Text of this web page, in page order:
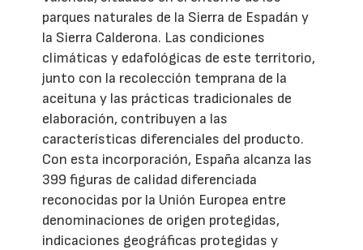
parques naturales de la Sierra de Espadán y
la Sierra Calderona. Las condiciones
climáticas y edafológicas de este territorio,
junto con la recolección temprana de la
aceituna y las prácticas tradicionales de
elaboración, contribuyen a las
características diferenciales del producto.
Con esta incorporación, España alcanza las
399 figuras de calidad diferenciada
reconocidas por la Unión Europea entre
denominaciones de origen protegidas,
indicaciones geográficas protegidas y